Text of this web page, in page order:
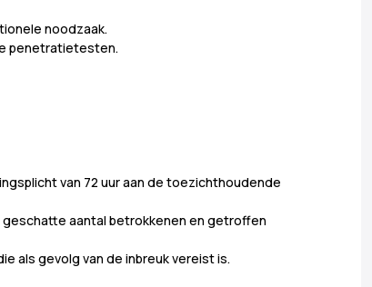
noodzaak.
penetratietesten.
van 72 uur aan de toezichthoudende
geschatte aantal betrokkenen en getroffen
als gevolg van de inbreuk vereist is.